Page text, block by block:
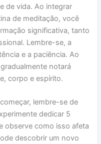
de vida. Ao integrar
de meditação, você
significativa, tanto
Lembre-se, a
e a paciência. Ao
notará
corpo e espírito.
lembre-se de
dedicar 5
observe como isso afeta
descobrir um novo